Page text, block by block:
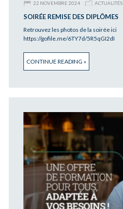
22 NOVEMBRE 2024 ACTUALITÉS
SOIRÉE REMISE DES DIPLÔMES
Retrouvez les photos de la soirée ici
https://gofile.me/6TY7d/5R5qGI2dI
CONTINUE READING »